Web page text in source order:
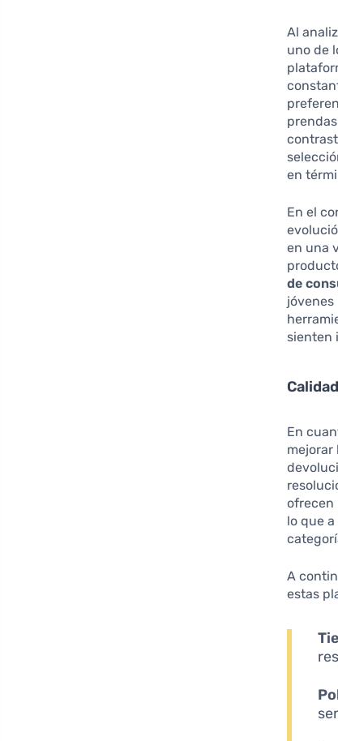
Al
uno de
en
En el
en una
de
jóvenes
sienten
En
mejorar
ofrecen
lo que
A
estas